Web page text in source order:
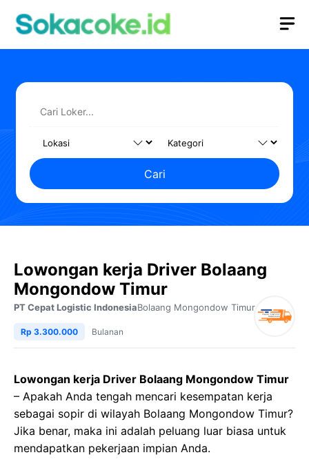
Cari
Lowongan kerja Driver Bolaang
Mongondow Timur
PT Cepat Logistic IndonesiaBolaang Mongondow Timur
Rp 3.300.000 Bulanan
Lowongan kerja Driver Bolaang Mongondow Timur
– Apakah Anda tengah mencari kesempatan kerja
sebagai sopir di wilayah Bolaang Mongondow Timur?
Jika benar, maka ini adalah peluang luar biasa untuk
mendapatkan pekerjaan impian Anda.